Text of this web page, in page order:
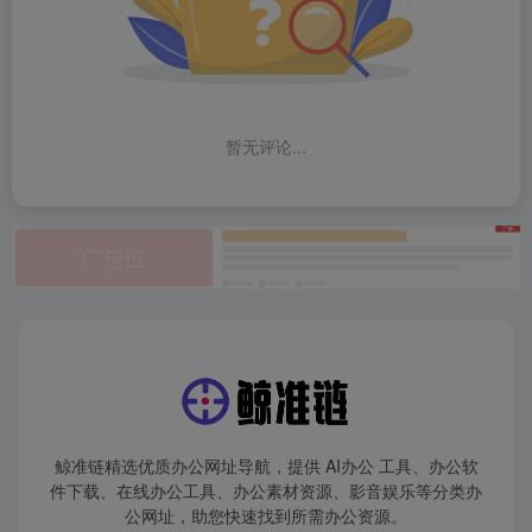
暂无评论...
鲸准链精选优质办公网址导航，提供 AI办公 工具、办公软
件下载、在线办公工具、办公素材资源、影音娱乐等分类办
公网址，助您快速找到所需办公资源。